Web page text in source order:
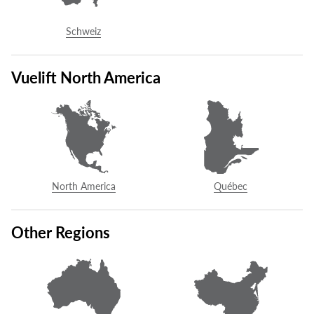
Schweiz
Vuelift North America
North America Québec
Other Regions
d’être mis en contact avec un distributeur autorisé Savaria de
1-855-savaria (728-2742)
COMMUNIQUER AVEC NOUS
Sans frais:
1.800.931.5655
vuelift@savaria.com
Brampton, ON L6T 5E1